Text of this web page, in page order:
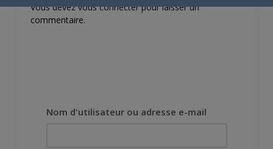
Vous devezvous connecterpour laisser un
commentaire.
Nom d'utilisateur ou adresse e-mail